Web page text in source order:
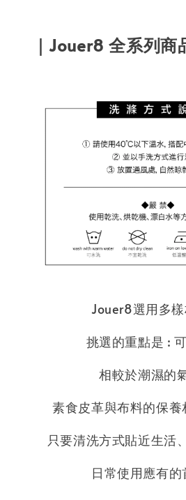
｜Jouer8 全系列商
Jouer8選用多
挑選的重點是 : 可
相較於潮濕的
素食皮革與布料的保養
只要清洗方式貼近生活
日常使用應有的